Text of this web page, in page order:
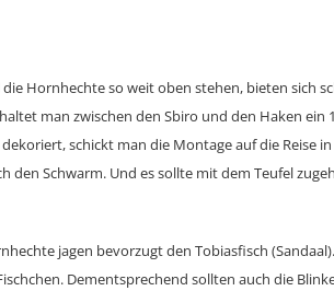
die Hornhechte so weit oben stehen, bieten sich
man zwischen den Sbiro und den Haken ein
schickt man die Montage auf die Reise
den Schwarm. Und es sollte mit dem Teufel
jagen bevorzugt den Tobiasfisch
Dementsprechend sollten auch die